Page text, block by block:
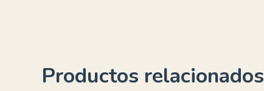
Productos relacionados